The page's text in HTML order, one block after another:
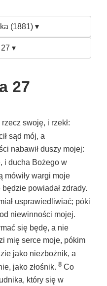
(1881) ▾
▾
27
swoję, i rzekł:
sąd mój, a
nabawił duszy mojej:
i ducha Bożego w
mówiły wargi moje
powiadał zdrady.
usprawiedliwiać; póki
niewinności mojej.
się będę, a nie
mię serce moje, pókim
jako niezbożnik, a
jako złośnik. 8 Co
który się w